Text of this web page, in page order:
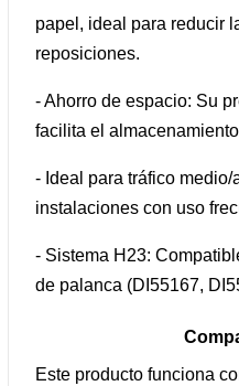
papel, ideal para reducir
reposiciones.
- Ahorro de espacio: Su
facilita el
- Ideal para tráfico medio/
instalaciones con uso
- Sistema H23:
de palanca (DI55167,
Este producto funciona